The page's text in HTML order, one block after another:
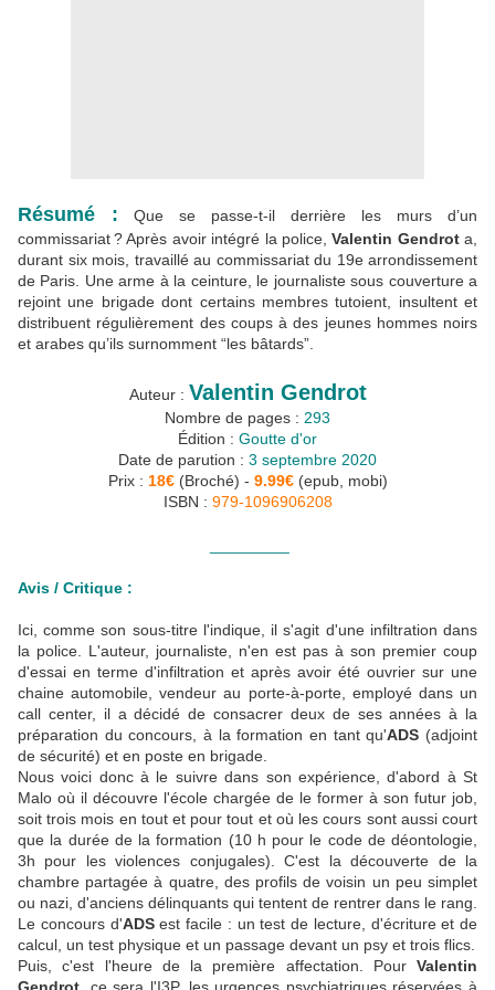
Résumé : Que se passe-t-il derrière les murs d’un
commissariat ? Après avoir intégré la police,Valentin Gendrota,
durant six mois, travaillé au commissariat du 19e arrondissement
de Paris. Une arme à la ceinture, le journaliste sous couverture a
rejoint une brigade dont certains membres tutoient, insultent et
distribuent régulièrement des coups à des jeunes hommes noirs
et arabes qu’ils surnomment “les bâtards”.
Auteur : Valentin Gendrot
Nombre de pages : 293
Édition : Goutte d'or
Date de parution : 3 septembre 2020
Prix : 18€(Broché) - 9.99€(epub, mobi)
ISBN : 979-1096906208
Avis / Critique :
Ici, comme son sous-titre l'indique, il s'agit d'une infiltration dans
la police. L'auteur, journaliste, n'en est pas à son premier coup
d'essai en terme d'infiltration et après avoir été ouvrier sur une
chaine automobile, vendeur au porte-à-porte, employé dans un
call center, il a décidé de consacrer deux de ses années à la
préparation du concours, à la formation en tant qu'ADS (adjoint
de sécurité) et en poste en brigade.
Nous voici donc à le suivre dans son expérience, d'abord à St
Malo où il découvre l'école chargée de le former à son futur job,
soit trois mois en tout et pour tout et où les cours sont aussi court
que la durée de la formation (10 h pour le code de déontologie,
3h pour les violences conjugales). C'est la découverte de la
chambre partagée à quatre, des profils de voisin un peu simplet
ou nazi, d'anciens délinquants qui tentent de rentrer dans le rang.
Le concours d'ADSest facile : un test de lecture, d'écriture et de
calcul, un test physique et un passage devant un psy et trois flics.
Puis, c'est l'heure de la première affectation. Pour Valentin